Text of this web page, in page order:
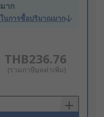
าก
นการซื้อปริมาณมาก
THB236.76
(รวมภาษีมูลค่าเพิ่ม)